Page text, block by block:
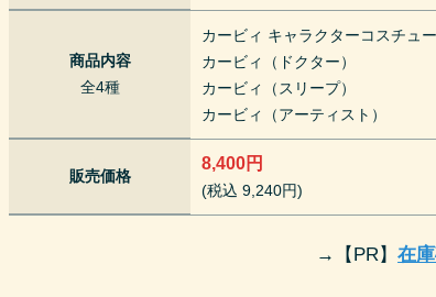
商品内容
全4種
カービィ キャラクターコスチュ
カービィ（ドクター）
カービィ（スリープ）
カービィ（アーティスト）
販売価格
8,400円
(税込 9,240円)
→ 【PR】在